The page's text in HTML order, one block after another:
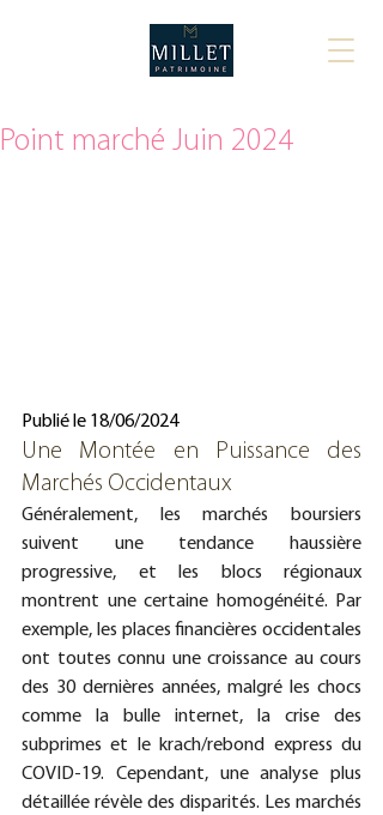
Point marché Juin 2024
Publié le 18/06/2024
Une Montée en Puissance des
Marchés Occidentaux
Généralement, les marchés boursiers
suivent une tendance haussière
progressive, et les blocs régionaux
montrent une certaine homogénéité. Par
exemple, les places financières occidentales
ont toutes connu une croissance au cours
des 30 dernières années, malgré les chocs
comme la bulle internet, la crise des
subprimes et le krach/rebond express du
COVID-19. Cependant, une analyse plus
détaillée révèle des disparités. Les marchés